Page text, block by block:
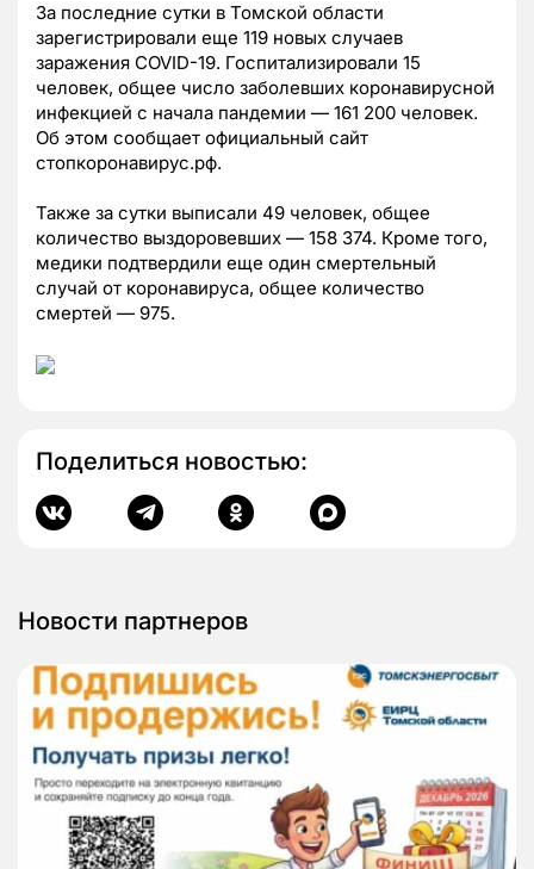
За последние сутки в Томской области
зарегистрировали еще 119 новых случаев
заражения COVID-19. Госпитализировали 15
человек, общее число заболевших коронавирусной
инфекцией с начала пандемии — 161 200 человек.
Об этом сообщает официальный сайт
стопкоронавирус.рф.
Также за сутки выписали 49 человек, общее
количество выздоровевших — 158 374. Кроме того,
медики подтвердили еще один смертельный
случай от коронавируса, общее количество
смертей — 975.
Поделиться новостью:
Новости партнеров